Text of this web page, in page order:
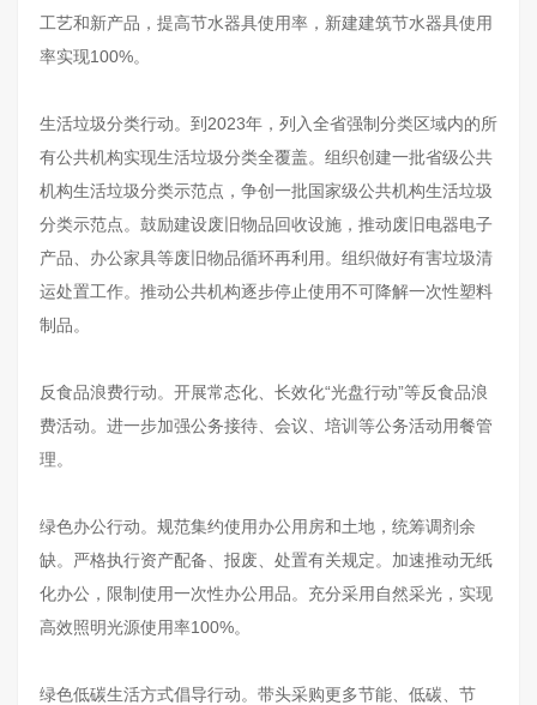
工艺和新产品，提高节水器具使用率，新建建筑节水器具使用
率实现100%。
生活垃圾分类行动。到2023年，列入全省强制分类区域内的所
有公共机构实现生活垃圾分类全覆盖。组织创建一批省级公共
机构生活垃圾分类示范点，争创一批国家级公共机构生活垃圾
分类示范点。鼓励建设废旧物品回收设施，推动废旧电器电子
产品、办公家具等废旧物品循环再利用。组织做好有害垃圾清
运处置工作。推动公共机构逐步停止使用不可降解一次性塑料
制品。
反食品浪费行动。开展常态化、长效化“光盘行动”等反食品浪
费活动。进一步加强公务接待、会议、培训等公务活动用餐管
理。
绿色办公行动。规范集约使用办公用房和土地，统筹调剂余
缺。严格执行资产配备、报废、处置有关规定。加速推动无纸
化办公，限制使用一次性办公用品。充分采用自然采光，实现
高效照明光源使用率100%。
绿色低碳生活方式倡导行动。带头采购更多节能、低碳、节